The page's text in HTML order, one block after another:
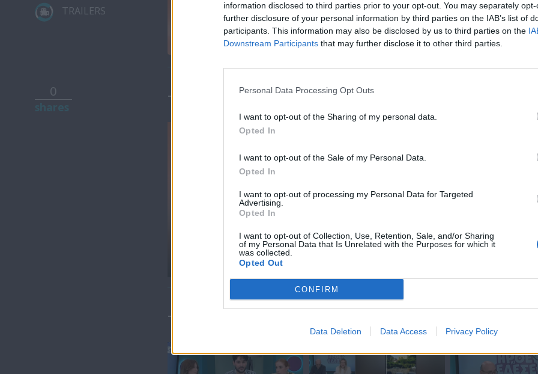
information disclosed to third parties prior to your opt-out. You may separately
further disclosure of your personal information by third parties on the IAB’s list of
participants. This information may also be disclosed by us to third parties on the
Downstream Participants that may further disclose it to other third parties.
Personal Data Processing Opt Outs
I want to opt-out of the Sharing of my personal data.
Opted In
I want to opt-out of the Sale of my Personal Data.
Opted In
I want to opt-out of processing my Personal Data for Targeted
Advertising.
Opted In
I want to opt-out of Collection, Use, Retention, Sale, and/or Sharing
of my Personal Data that Is Unrelated with the Purposes for which it
was collected.
Opted Out
CONFIRM
Data Deletion Data Access Privacy Policy
TRAILERS
0 ΤΕΛΕΥΤΑΙΑ ΝΕΑ
Δεν λέμε αντίο, κάνουμε
πάσα στο...
Πρεμιέρα
Ήρθε κι
ΤΕΛΕΥΤΑΙΑ ΕΠΕΙΣΟΔΙΑ